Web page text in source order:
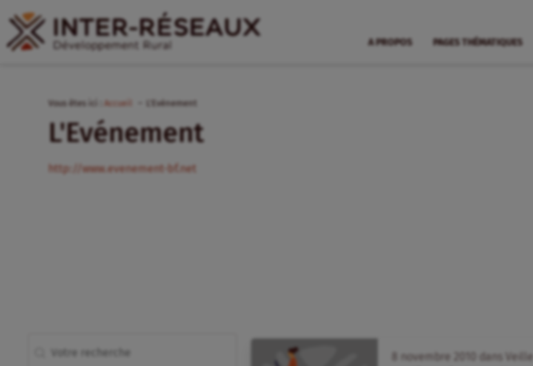
A PROPOS PAGES THÉMATIQUES
Vous êtes ici : Accueil L'Evénement
L'Evénement
http://www.evenement-bf.net
novembre dans
Veille